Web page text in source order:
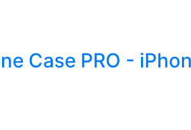
Case PRO -